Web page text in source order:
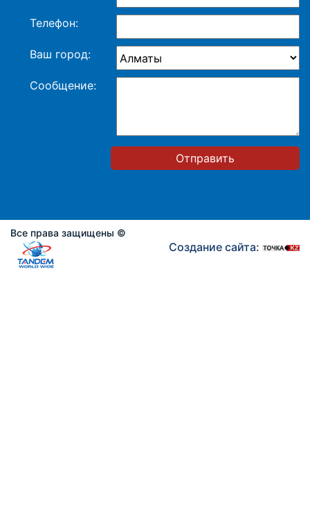
Телефон:
Ваш город:
Сообщение:
Отправить
Все права защищены ©
Создание сайта: